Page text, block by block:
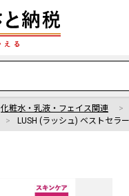
化粧水・乳液・フェイス関連
LUSH (ラッシュ) ベストセラ